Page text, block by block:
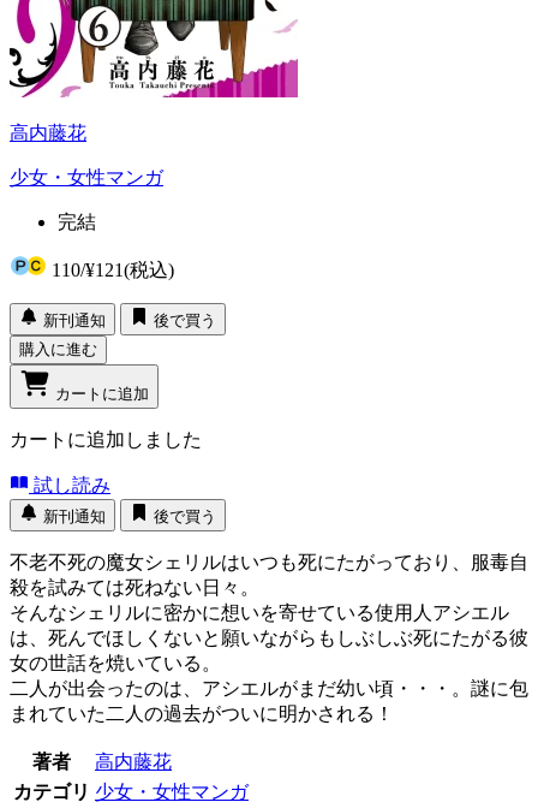
高内藤花
少女・女性マンガ
完結
110/¥121(税込)
新刊通知
後で買う
購入に進む
カートに追加
カートに追加しました
試し読み
新刊通知 後で買う
不老不死の魔女シェリルはいつも死にたがっており、服毒自
殺を試みては死ねない日々。
そんなシェリルに密かに想いを寄せている使用人アシエル
は、死んでほしくないと願いながらもしぶしぶ死にたがる彼
女の世話を焼いている。
二人が出会ったのは、アシエルがまだ幼い頃・・・。謎に包
まれていた二人の過去がついに明かされる！
著者
高内藤花
カテゴリ 少女・女性マンガ